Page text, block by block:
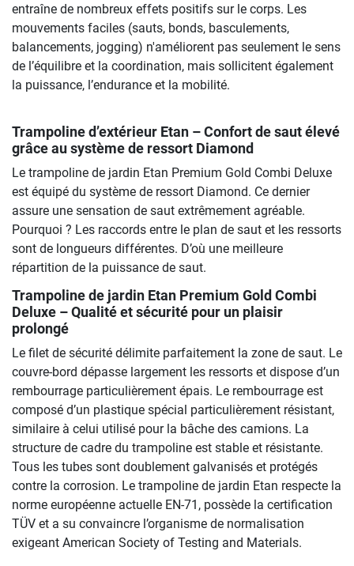
entraîne de nombreux effets positifs sur le corps. Les
mouvements faciles (sauts, bonds, basculements,
balancements, jogging) n'améliorent pas seulement le sens
de l’équilibre et la coordination, mais sollicitent également
la puissance, l’endurance et la mobilité.
Trampoline d’extérieur Etan – Confort de saut élevé
grâce au système de ressort Diamond
Le trampoline de jardin Etan Premium Gold Combi Deluxe
est équipé du système de ressort Diamond. Ce dernier
assure une sensation de saut extrêmement agréable.
Pourquoi ? Les raccords entre le plan de saut et les ressorts
sont de longueurs différentes. D’où une meilleure
répartition de la puissance de saut.
Trampoline de jardin Etan Premium Gold Combi
Deluxe – Qualité et sécurité pour un plaisir
prolongé
Le filet de sécurité délimite parfaitement la zone de saut. Le
couvre-bord dépasse largement les ressorts et dispose d’un
rembourrage particulièrement épais. Le rembourrage est
composé d’un plastique spécial particulièrement résistant,
similaire à celui utilisé pour la bâche des camions. La
structure de cadre du trampoline est stable et résistante.
Tous les tubes sont doublement galvanisés et protégés
contre la corrosion. Le trampoline de jardin Etan respecte la
norme européenne actuelle EN-71, possède la certification
TÜV et a su convaincre l’organisme de normalisation
exigeant American Society of Testing and Materials.